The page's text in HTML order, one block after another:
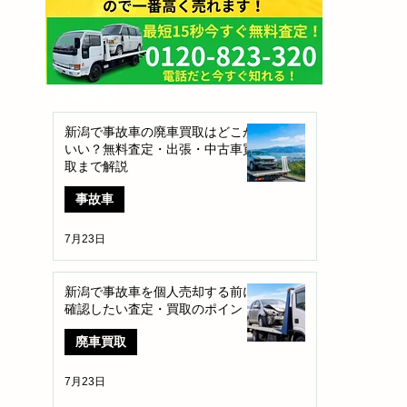
新潟で事故車の廃車買取はどこが
いい？無料査定・出張・中古車買
取まで解説
事故車
7月23日
新潟で事故車を個人売却する前に
確認したい査定・買取のポイント
廃車買取
7月23日